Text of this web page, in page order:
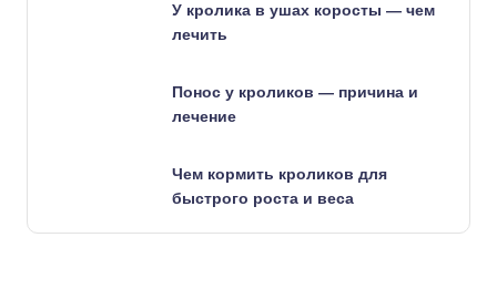
У кролика в ушах коросты — чем
лечить
Понос у кроликов — причина и
лечение
Чем кормить кроликов для
быстрого роста и веса